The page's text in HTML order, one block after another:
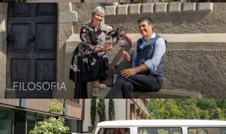
FILOSOFIA